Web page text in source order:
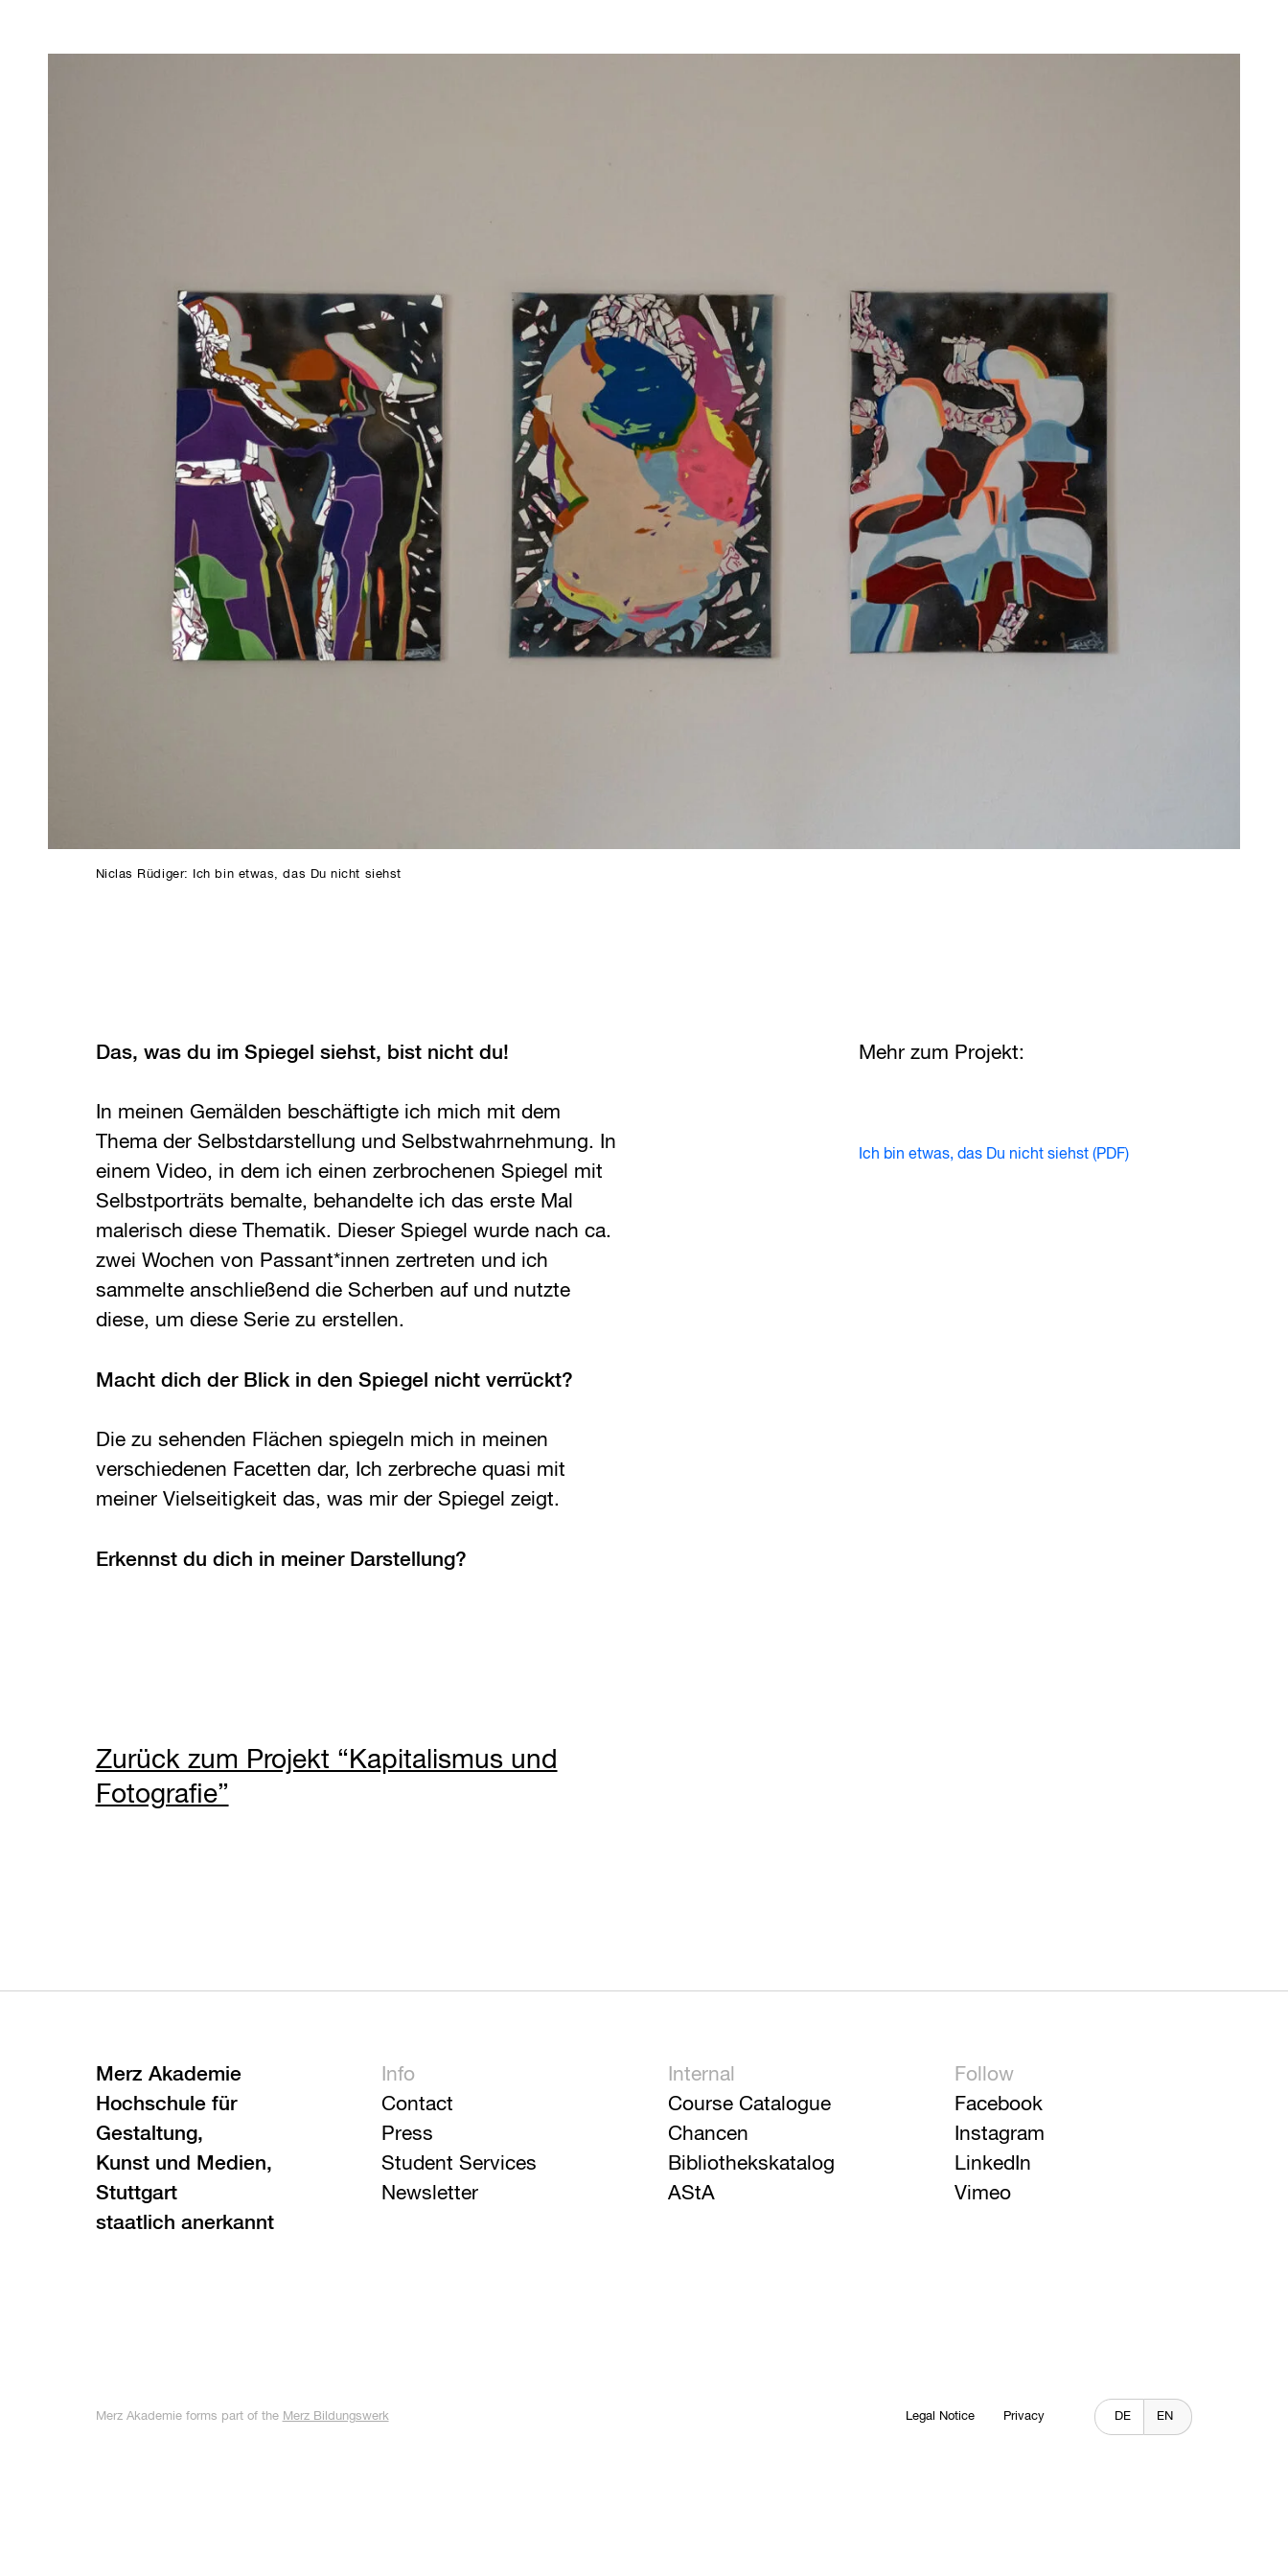
Niclas Rüdiger: Ich bin etwas, das Du nicht siehst
Das, was du im Spiegel siehst, bist nicht du!
In meinen Gemälden beschäftigte ich mich mit dem
Thema der Selbstdarstellung und Selbstwahrnehmung. In
einem Video, in dem ich einen zerbrochenen Spiegel mit
Selbstporträts bemalte, behandelte ich das erste Mal
malerisch diese Thematik. Dieser Spiegel wurde nach ca.
zwei Wochen von Passant*innen zertreten und ich
sammelte anschließend die Scherben auf und nutzte
diese, um diese Serie zu erstellen.
Macht dich der Blick in den Spiegel nicht verrückt?
Die zu sehenden Flächen spiegeln mich in meinen
verschiedenen Facetten dar, Ich zerbreche quasi mit
meiner Vielseitigkeit das, was mir der Spiegel zeigt.
Erkennst du dich in meiner Darstellung?
Mehr zum Projekt:
Ich bin etwas, das Du nicht siehst (PDF)
Zurück zum Projekt “Kapitalismus und
Fotografie”
Merz Akademie
Hochschule für
Gestaltung,
Kunst und Medien,
Stuttgart
staatlich anerkannt
Info
Contact
Press
Student Services
Newsletter
Internal
Course Catalogue
Chancen
Bibliothekskatalog
AStA
Follow
Facebook
Instagram
LinkedIn
Vimeo
Merz Akademie forms part of the Merz Bildungswerk DE EN
Legal Notice Privacy